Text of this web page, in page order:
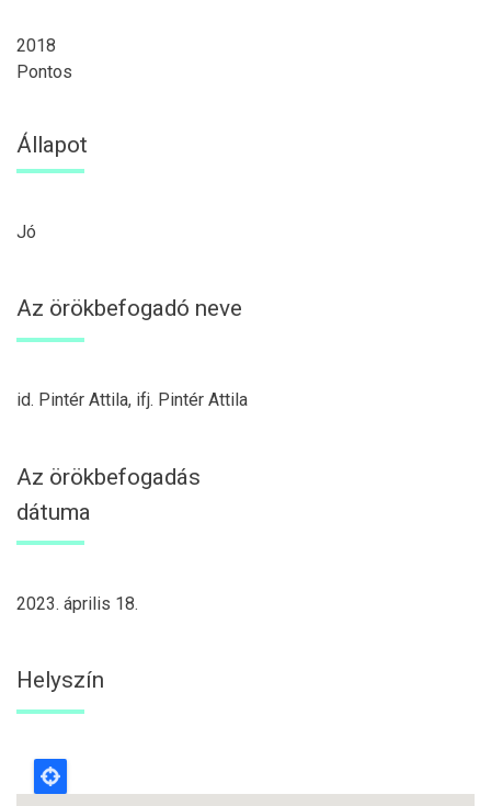
2018
Pontos
Állapot
Jó
Az örökbefogadó neve
id. Pintér Attila, ifj. Pintér Attila
Az örökbefogadás
dátuma
2023. április 18.
Helyszín